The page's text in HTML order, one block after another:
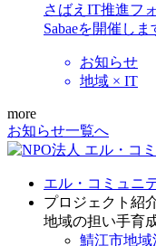
さばえIT推進フ
Sabaeを開催しま
お知らせ
地域 × IT
more
お知らせ一覧へ
エル・コミュニ
プロジェクト紹
地域の担い手育
鯖江市地域